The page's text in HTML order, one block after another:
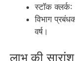
स्टॉक
विभाग
वर्ष।
लाभ की सारांश